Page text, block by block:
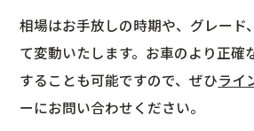
相場はお手放しの時期や、グレード
て変動いたします。お車のより正確
することも可能ですので、ぜひライ
ーにお問い合わせください。